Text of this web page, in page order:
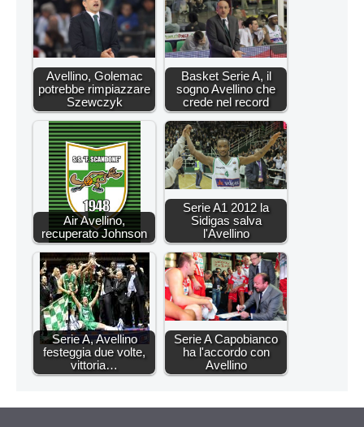
Avellino, Golemac
potrebbe rimpiazzare
Szewczyk
Basket Serie A, il
sogno Avellino che
crede nel record
Air Avellino,
recuperato Johnson
Serie A1 2012 la
Sidigas salva
l'Avellino
Serie A, Avellino
festeggia due volte,
vittoria…
Serie A Capobianco
ha l'accordo con
Avellino